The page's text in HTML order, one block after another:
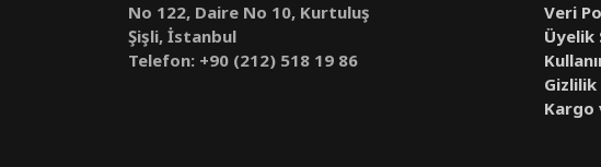
No 122, Daire No 10, Kurtuluş
Şişli, İstanbul
Telefon: +90 (212) 518 19 86
Veri
Üyelik
Gizlilik
Kargo